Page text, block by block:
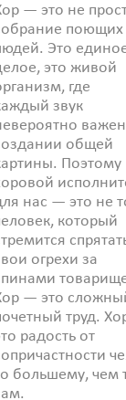
— это не
поющих
Это
это живой
где
звук
общей
Поэтому
нас — это не
который
огрехи за
— это
труд.
радость от
большему, чем